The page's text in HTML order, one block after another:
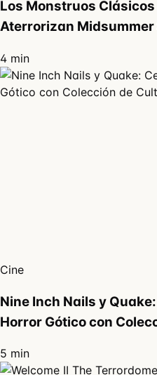
Los Monstruos
Aterrorizan
4 min
Cine
Nine Inch Nails y
Horror Gótico con
5 min